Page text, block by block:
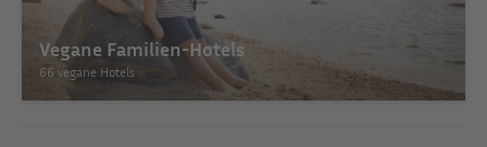
Vegane Familien-Hotels
66 vegane Hotels